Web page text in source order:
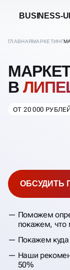
BUSINESS-
ГЛАВНАЯМАРКЕТИНГ
В
ОТ 20 000
Поможем
покажем, что
Покажем
Наши
50%
ОБСУДИТЬ